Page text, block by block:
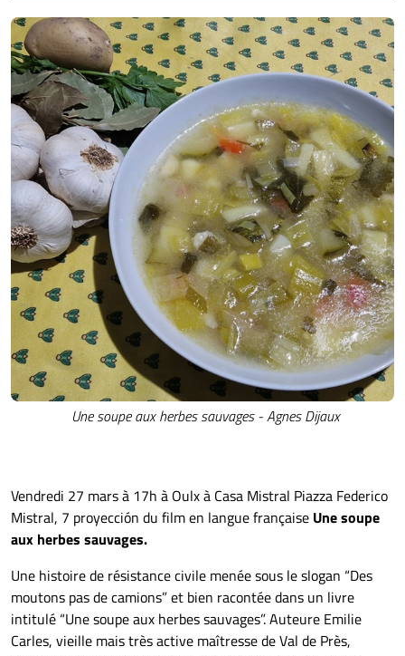
Une soupe aux herbes sauvages - Agnes Dijaux
Vendredi 27 mars à 17h à Oulx à Casa Mistral Piazza Federico
Mistral, 7 proyección du film en langue française Une soupe
aux herbes sauvages.
Une histoire de résistance civile menée sous le slogan “Des
moutons pas de camions” et bien racontée dans un livre
intitulé “Une soupe aux herbes sauvages”. Auteure Emilie
Carles, vieille mais très active maîtresse de Val de Près,